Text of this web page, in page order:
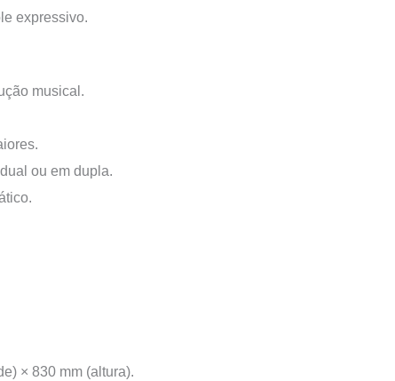
expressivo.
musical.
ou em dupla.
× 830 mm (altura).